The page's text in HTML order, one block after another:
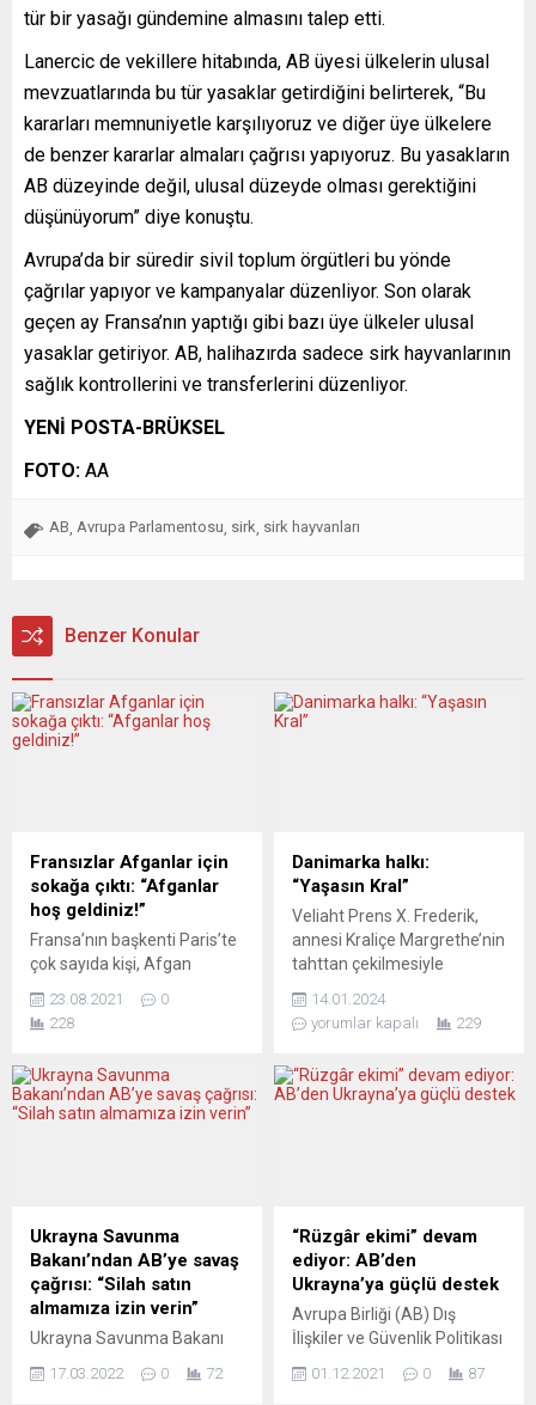
tür bir yasağı gündemine almasını talep etti.
Lanercic de vekillere hitabında, AB üyesi ülkelerin ulusal
mevzuatlarında bu tür yasaklar getirdiğini belirterek, “Bu
kararları memnuniyetle karşılıyoruz ve diğer üye ülkelere
de benzer kararlar almaları çağrısı yapıyoruz. Bu yasakların
AB düzeyinde değil, ulusal düzeyde olması gerektiğini
düşünüyorum” diye konuştu.
Avrupa’da bir süredir sivil toplum örgütleri bu yönde
çağrılar yapıyor ve kampanyalar düzenliyor. Son olarak
geçen ay Fransa’nın yaptığı gibi bazı üye ülkeler ulusal
yasaklar getiriyor. AB, halihazırda sadece sirk hayvanlarının
sağlık kontrollerini ve transferlerini düzenliyor.
YENİ POSTA-BRÜKSEL
FOTO: AA
AB Avrupa Parlamentosu sirk sirk hayvanları
Benzer Konular
Fransızlar Afganlar için
sokağa çıktı: “Afganlar
hoş geldiniz!”
Fransa’nın başkenti Paris’te
çok sayıda kişi, Afgan
talebiyle gösteri düzenledi.
Aralarında Afganların da yer
Cumhuriyet Meydanı’nda
ellerinde Afganistan
şeklinde pankartlar taşıyan
göstericiler, Taliban’ın
kontrolü ele aldığı
Afganistan’da kalan
23.08.2021
0
228
Danimarka halkı:
“Yaşasın Kral”
Veliaht Prens X. Frederik,
annesi Kraliçe Margrethe’nin
tahttan çekilmesiyle
oldu. 55 yaşındaki Frederik,
Kral ilan edilmesinin
Danimarka Kraliçesi II.
Margrethe, 52 yıllık
Kopenhag’daki
Christiansborg Sarayı’nda
gerçekleşen törende
Danimarka Başbakanı Mette
Frederiksen, 10. Frederik’i...
14.01.2024
yorumlar kapalı
229
Ukrayna Savunma
Bakanı’ndan AB’ye savaş
çağrısı: “Silah satın
almamıza izin verin”
Ukrayna Savunma Bakanı
parlamenterlere
17.03.2022 0 72
“Rüzgâr ekimi” devam
ediyor: AB’den
Ukrayna’ya güçlü destek
Avrupa Birliği (AB) Dış
İlişkiler ve Güvenlik Politikası
Borrell, “Ukrayna’nın toprak
01.12.2021 0 87